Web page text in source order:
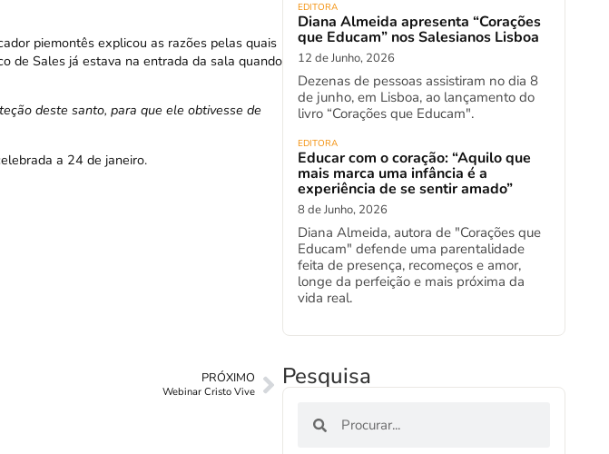
piemontês explicou as razões pelas quais
de Sales já estava na entrada da sala quando
deste santo, para que ele obtivesse de
a 24 de janeiro.
PRÓXIMO
Webinar Cristo Vive
EDITORA
Diana Almeida apresenta “Corações
que Educam” nos Salesianos Lisboa
12 de Junho, 2026
Dezenas de pessoas assistiram no dia 8
de junho, em Lisboa, ao lançamento do
livro “Corações que Educam".
EDITORA
Educar com o coração: “Aquilo que
mais marca uma infância é a
experiência de se sentir amado”
8 de Junho, 2026
Diana Almeida, autora de "Corações que
Educam" defende uma parentalidade
feita de presença, recomeços e amor,
longe da perfeição e mais próxima da
vida real.
Pesquisa